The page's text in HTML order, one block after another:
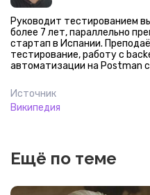
Руководит тестированием
более 7 лет, параллельно
стартап в Испании.
тестирование, работу с
автоматизации на Postman
Источник
Википедия
Ещё по теме